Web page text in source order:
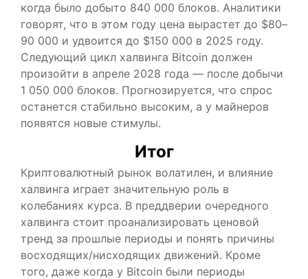
когда было добыто 840 000 блоков. Аналитики
говорят, что в этом году цена вырастет до $80–
90 000 и удвоится до $150 000 в 2025 году.
Следующий цикл халвинга Bitcoin должен
произойти в апреле 2028 года — после добычи
1 050 000 блоков. Прогнозируется, что спрос
останется стабильно высоким, а у майнеров
появятся новые стимулы.
Итог
Криптовалютный рынок волатилен, и влияние
халвинга играет значительную роль в
колебаниях курса. В преддверии очередного
халвинга стоит проанализировать ценовой
тренд за прошлые периоды и понять причины
восходящих/нисходящих движений. Кроме
того, даже когда у Bitcoin были периоды